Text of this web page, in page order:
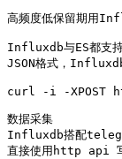
高频度低保留期用
Influxdb与ES都支
JSON格式，
curl -i -XPOST
数据采集
Influxdb搭配
直接使用http api